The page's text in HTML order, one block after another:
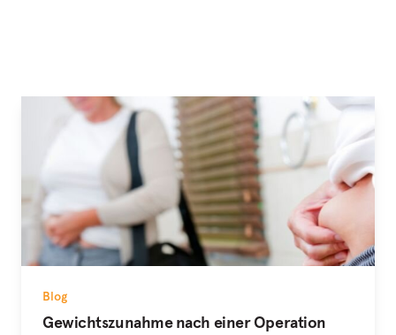
Blog
Gewichtszunahme nach einer Operation